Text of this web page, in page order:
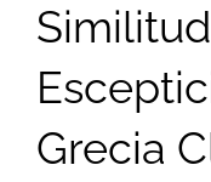
Grecia